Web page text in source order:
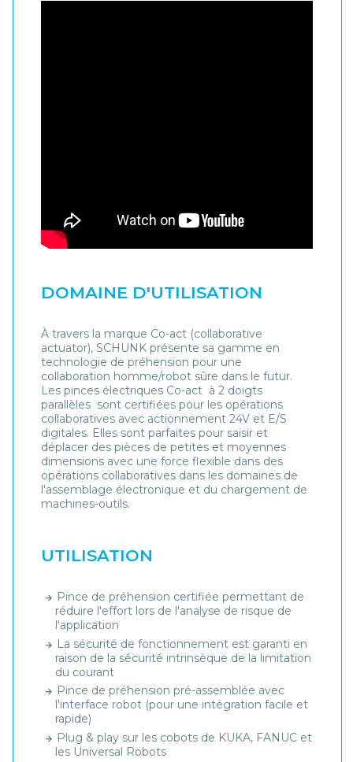
DOMAINE D'UTILISATION
À travers la marque Co-act (collaborative
actuator), SCHUNK présente sa gamme en
technologie de préhension pour une
collaboration homme/robot sûre dans le futur.
Les pinces électriques Co-act à 2 doigts
parallèles sont certifiées pour les opérations
collaboratives avec actionnement 24V et E/S
digitales. Elles sont parfaites pour saisir et
déplacer des pièces de petites et moyennes
dimensions avec une force flexible dans des
opérations collaboratives dans les domaines de
l'assemblage électronique et du chargement de
machines-outils.
UTILISATION
Pince de préhension certifiée permettant de
réduire l'effort lors de l'analyse de risque de
l'application
La sécurité de fonctionnement est garanti en
raison de la sécurité intrinsèque de la limitation
du courant
Pince de préhension pré-assemblée avec
l'interface robot (pour une intégration facile et
rapide)
Plug & play sur les cobots de KUKA, FANUC et
les Universal Robots